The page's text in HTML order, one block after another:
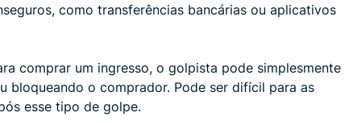
como transferências bancárias ou aplicativos
comprar um ingresso, o golpista pode simplesmente
bloqueando o comprador. Pode ser difícil para as
esse tipo de golpe.